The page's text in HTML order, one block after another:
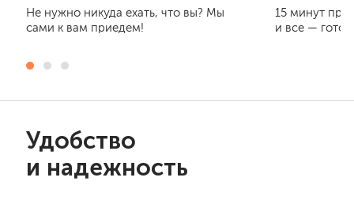
Не нужно никуда ехать, что вы? Мы
сами к вам приедем!
15 минут
и все —
Удобство
и надежность